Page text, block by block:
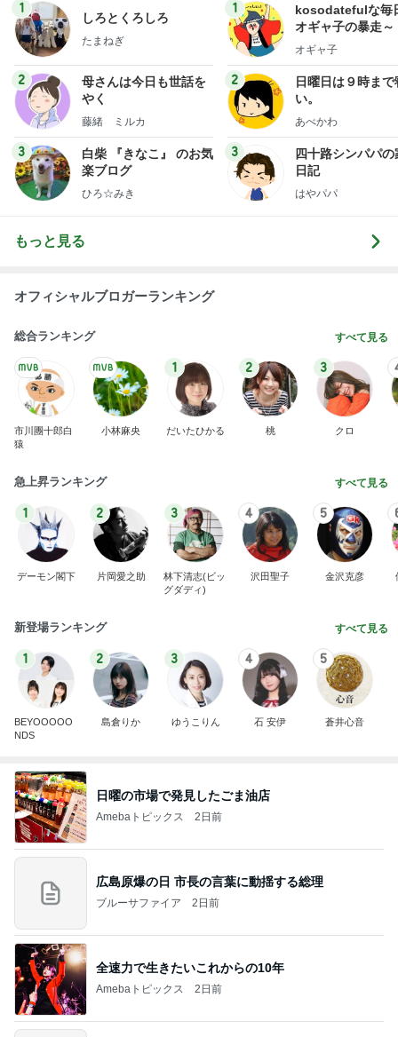
1
しろとくろしろ
たまねぎ
2
母さんは今日も世話を
やく
藤緒 ミルカ
3
白柴 『きなこ』 のお気
楽ブログ
ひろ☆みき
1
kosodatefulな毎
オギャ子の暴走～
オギャ子
2
日曜日は９時まで
い。
あべかわ
3
四十路シンパパの
日記
はやパパ
もっと見る
オフィシャルブロガーランキング
総合ランキング すべて見る
市川團十郎白
猿
小林麻央
1
だいたひかる
2
桃
3
クロ
急上昇ランキング すべて見る
1
デーモン閣下
2
片岡愛之助
3
林下清志(ビッ
グダディ)
4
沢田聖子
5
金沢克彦
新登場ランキング すべて見る
1
BEYOOOOO
NDS
2
島倉りか
3
ゆうこりん
4
石 安伊
5
蒼井心音
日曜の市場で発見したごま油店
Amebaトピックス 2日前
広島原爆の日 市長の言葉に動揺する総理
ブルーサファイア 2日前
全速力で生きたいこれからの10年
Amebaトピックス 2日前